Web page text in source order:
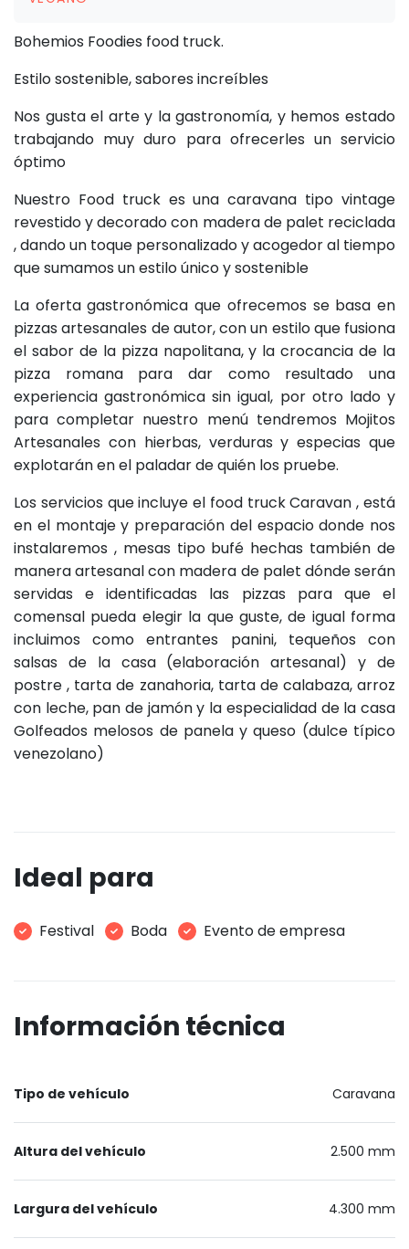
Bohemios Foodies food truck.
Estilo sostenible, sabores increíbles
Nos gusta el arte y la gastronomía, y hemos estado
trabajando muy duro para ofrecerles un servicio
óptimo
Nuestro Food truck es una caravana tipo vintage
revestido y decorado con madera de palet reciclada
, dando un toque personalizado y acogedor al tiempo
que sumamos un estilo único y sostenible
La oferta gastronómica que ofrecemos se basa en
pizzas artesanales de autor, con un estilo que fusiona
el sabor de la pizza napolitana, y la crocancia de la
pizza romana para dar como resultado una
experiencia gastronómica sin igual, por otro lado y
para completar nuestro menú tendremos Mojitos
Artesanales con hierbas, verduras y especias que
explotarán en el paladar de quién los pruebe.
Los servicios que incluye el food truck Caravan , está
en el montaje y preparación del espacio donde nos
instalaremos , mesas tipo bufé hechas también de
manera artesanal con madera de palet dónde serán
servidas e identificadas las pizzas para que el
comensal pueda elegir la que guste, de igual forma
incluimos como entrantes panini, tequeños con
salsas de la casa (elaboración artesanal) y de
postre , tarta de zanahoria, tarta de calabaza, arroz
con leche, pan de jamón y la especialidad de la casa
Golfeados melosos de panela y queso (dulce típico
venezolano)
Ideal para
Festival Boda Evento de empresa
Información técnica
Tipo de vehículo Caravana
Altura del vehículo 2.500 mm
Largura del vehículo 4.300 mm